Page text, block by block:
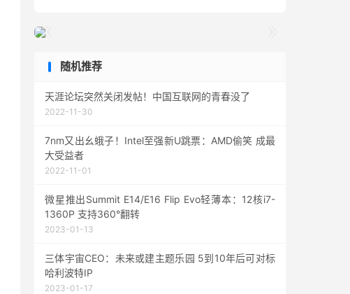

随机推荐
天涯论坛突然关闭发帖！中国互联网的青春没了
2022-11-30
7nm又出幺蛾子！Intel至强新U跳票：AMD偷笑 成最
大受益者
2022-11-01
微星推出Summit E14/E16 Flip Evo轻薄本：12核i7-
1360P 支持360°翻转
2023-01-13
三体宇宙CEO：未来或建主题乐园 5到10年后可对标
哈利波特IP
2023-01-17